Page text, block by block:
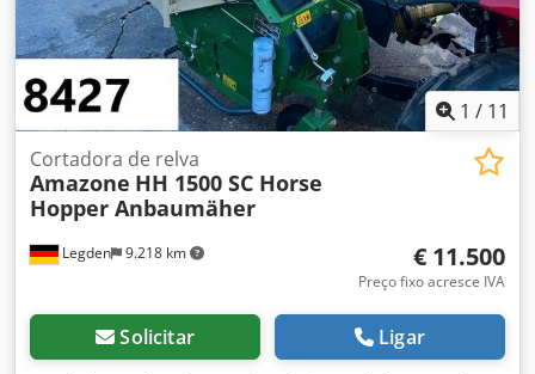
1 / 11
Legden 9.218 km
Cortadora de relva
Amazone HH 1500 SC Horse
Hopper Anbaumäher
€ 11.500
Preço fixo acresce IVA
Solicitar Ligar